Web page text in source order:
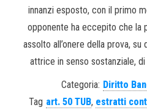
innanzi esposto, con il primo
opponente ha eccepito che la
assolto all’onere della prova,
attrice in senso sostanziale,
Categoria: Diritto
Tag art. 50 TUB, estratti